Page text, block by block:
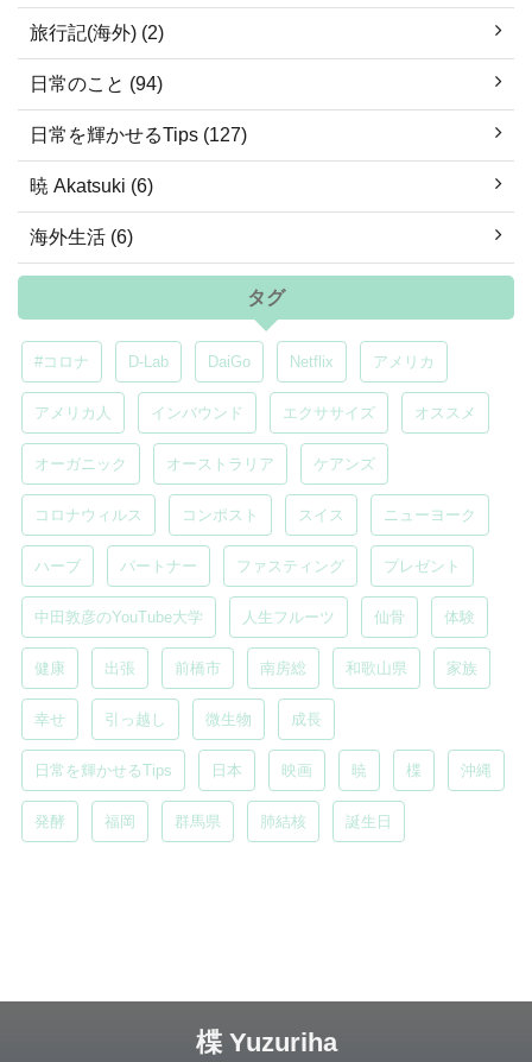
旅行記(海外) (2)
日常のこと (94)
日常を輝かせるTips (127)
暁 Akatsuki (6)
海外生活 (6)
タグ
#コロナ D-Lab DaiGo Netflix アメリカ
アメリカ人 インバウンド エクササイズ オススメ
オーガニック オーストラリア ケアンズ
コロナウィルス コンポスト スイス ニューヨーク
ハーブ パートナー ファスティング プレゼント
中田敦彦のYouTube大学 人生フルーツ 仙骨 体験
健康 出張 前橋市 南房総 和歌山県 家族
幸せ 引っ越し 微生物 成長
日常を輝かせるTips 日本 映画 暁 楪 沖縄
発酵 福岡 群馬県 肺結核 誕生日
楪 Yuzuriha